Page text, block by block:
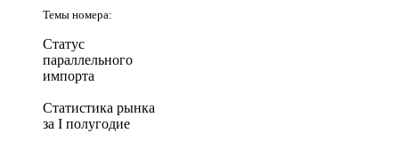
Темы номера:
Статус
параллельного
импорта
Статистика рынка
за I полугодие